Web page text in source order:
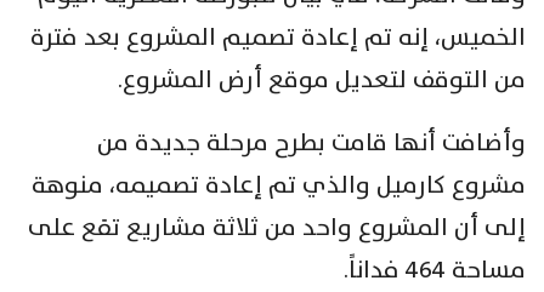
الخميس، إنه تم إعادة تصميم المشروع بعد فترة
من التوقف لتعديل موقع أرض المشروع.
وأضافت أنها قامت بطرح مرحلة جديدة من
مشروع كارميل والذي تم إعادة تصميمه، منوهة
إلى أن المشروع واحد من ثلاثة مشاريع تقع على
مساحة 464 فداناً.